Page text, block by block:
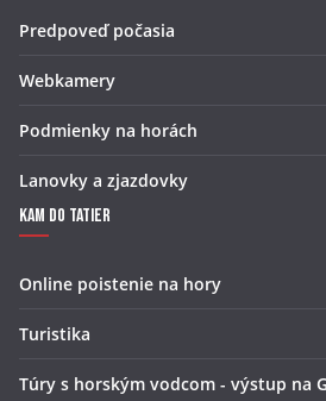
Predpoveď počasia
Webkamery
Podmienky na horách
Lanovky a zjazdovky
Kam do Tatier
Online poistenie na hory
Turistika
Túry s horským vodcom - výstup na